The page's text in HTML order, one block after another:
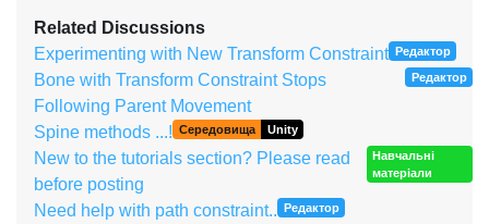
Related Discussions
Experimenting with New Transform Constraint Редактор
Bone with Transform Constraint Stops
Following Parent Movement
Редактор
Spine methods ...! Середовища Unity
New to the tutorials section? Please read
before posting
Навчальні
матеріали
Need help with path constraint.. Редактор